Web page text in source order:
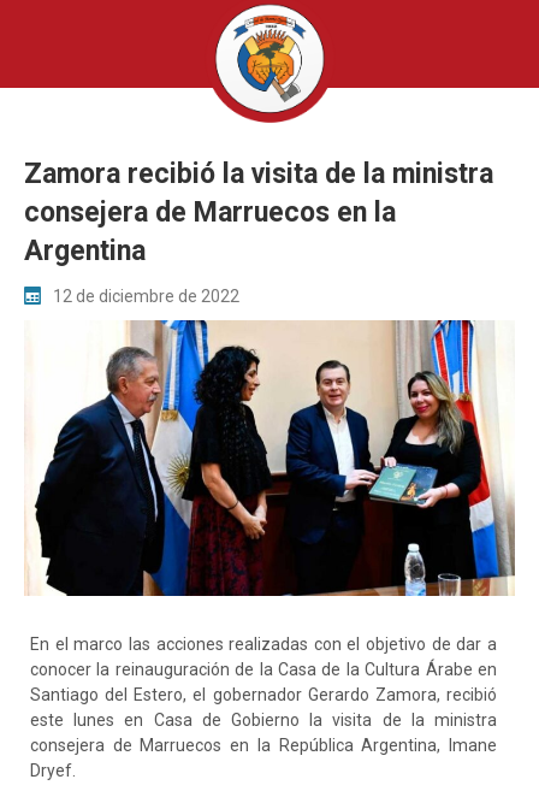
Zamora recibió la visita de la ministra
consejera de Marruecos en la
Argentina
12 de diciembre de 2022
En el marco las acciones realizadas con el objetivo de dar a
conocer la reinauguración de la Casa de la Cultura Árabe en
Santiago del Estero, el gobernador Gerardo Zamora, recibió
este lunes en Casa de Gobierno la visita de la ministra
consejera de Marruecos en la República Argentina, Imane
Dryef.